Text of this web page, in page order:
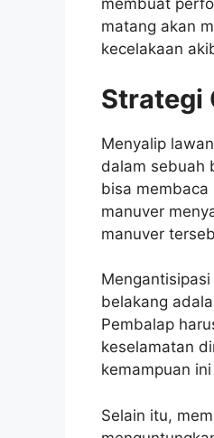
membuat
matang akan
kecelakaan
Strategi
Menyalip
dalam sebuah
bisa
manuver
manuver
belakang
Pembalap
keselamatan
kemampuan
Selain itu,